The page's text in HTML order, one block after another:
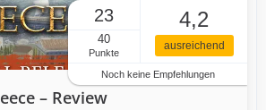
23
40
Punkte
4,2
ausreichend
Noch keine Empfehlungen
– Review